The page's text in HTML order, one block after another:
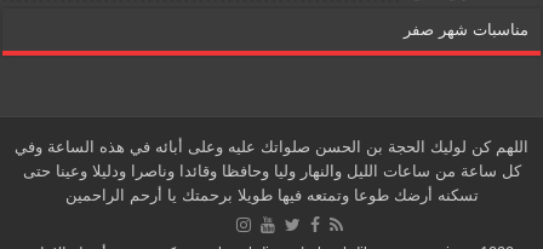
مناسبات شهر صفر
اللهم كن لوليك الحجة بن الحسن صلواتك عليه وعلى أبائه في هذه الساعة وفي
كل ساعة من ساعات الليل والنهار وليا وحافظا وقائدا وناصرا ودليلا وعينا حتى
تسكنه أرضك طوعا وتمتعه فيها طويلا برحمتك يا أرحم الراحمين